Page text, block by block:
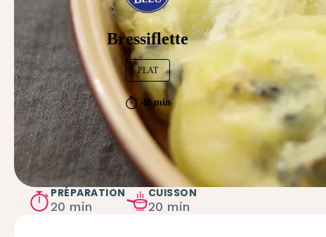
Bressiflette
PLAT
40 min
PRÉPARATION
20 min
CUISSON
20 min